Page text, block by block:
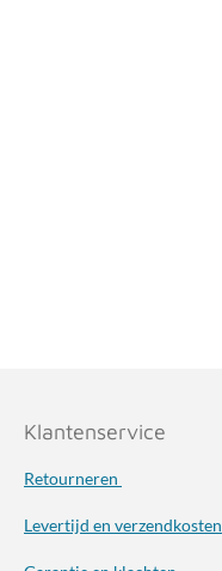
Klantenservice
Retourneren
Levertijd en verzendkosten